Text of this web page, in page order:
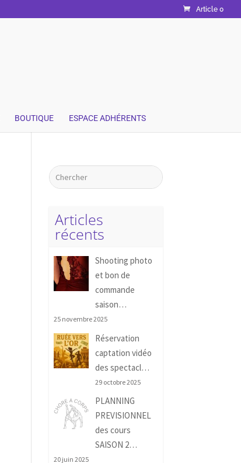
Article 0
BOUTIQUE ESPACE ADHÉRENTS
Articles
récents
Shooting photo
et bon de
commande
saison…
25 novembre 2025
Réservation
captation vidéo
des spectacl…
29 octobre 2025
PLANNING
PREVISIONNEL
des cours
SAISON 2…
20 juin 2025